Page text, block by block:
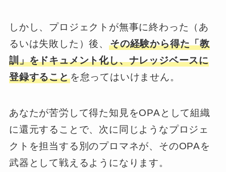
しかし、プロジェクトが無事に終わった（あ
るいは失敗した）後、 その経験から得た「教
訓」をドキュメント化し、ナレッジベースに
登録することを怠ってはいけません。
あなたが苦労して得た知見をOPAとして組織
に還元することで、次に同じようなプロジェ
クトを担当する別のプロマネが、そのOPAを
武器として戦えるようになります。